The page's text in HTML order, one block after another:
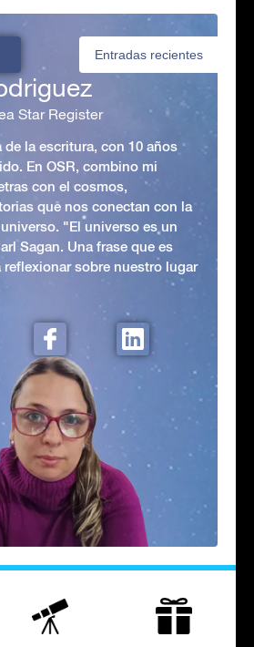
Entradas recientes
Star Register
de la escritura, con 10 años
En OSR, combino mi
con el cosmos,
que nos conectan con la
"El universo es un
Sagan. Una frase que es
sobre nuestro lugar